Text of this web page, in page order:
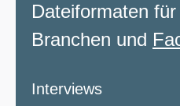
Dateiformaten
Branchen und
Interviews